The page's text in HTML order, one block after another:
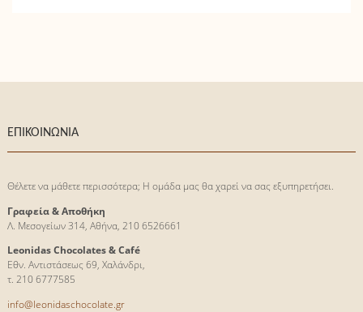
ΕΠΙΚΟΙΝΩΝΙΑ
Θέλετε να μάθετε περισσότερα; Η ομάδα μας θα χαρεί να σας εξυπηρετήσει.
Γραφεία & Αποθήκη
Λ. Μεσογείων 314, Αθήνα, 210 6526661
Leonidas Chocolates & Café
Εθν. Αντιστάσεως 69, Χαλάνδρι,
τ. 210 6777585
info@leonidaschocolate.gr